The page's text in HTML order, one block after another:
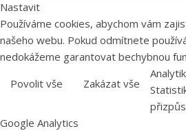
Nastavit
Používáme cookies, abychom vám
našeho webu. Pokud odmítnete
nedokážeme garantovat bechybnou
Povolit vše
Zakázat vše
Google Analytics